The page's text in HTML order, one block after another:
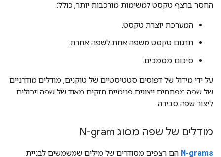
החסר ברצף טקסט למשימות מורכבות יותר, כולל:
המערכת יוצרת טקסט.
תרגום טקסט משפה אחת לשפה אחרת.
סיכום מסמכים.
על ידי מידול של דפוסים סטטיסטיים של טוקנים, מודלים מודרניים
של שפה מפתחים ייצוגים פנימיים חזקים מאוד של שפה ויכולים
ליצור שפה סבירה.
מודלים של שפה מסוג N-gram
‫N-grams הם רצפים מסודרים של מילים שמשמשים לבניית